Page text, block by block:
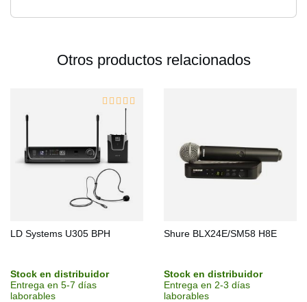
Otros productos relacionados
LD Systems U305 BPH
Stock en distribuidor
Entrega en 5-7 días
laborables
Shure BLX24E/SM58 H8E
Stock en distribuidor
Entrega en 2-3 días
laborables